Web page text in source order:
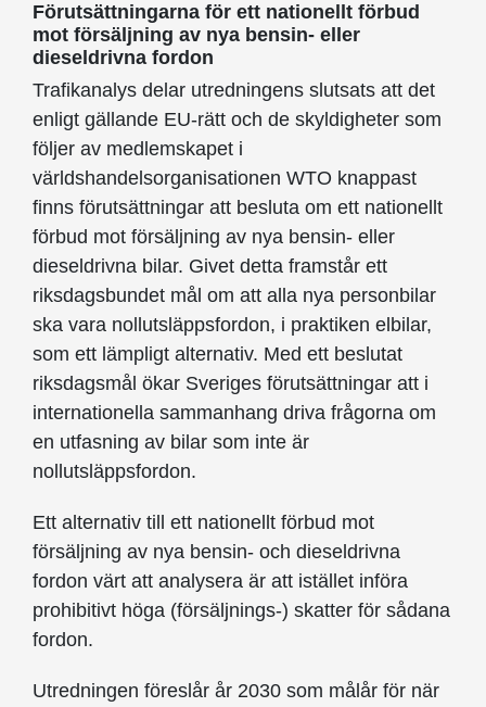
Förutsättningarna för ett nationellt förbud
mot försäljning av nya bensin- eller
dieseldrivna fordon
Trafikanalys delar utredningens slutsats att det
enligt gällande EU-rätt och de skyldigheter som
följer av medlemskapet i
världshandelsorganisationen WTO knappast
finns förutsättningar att besluta om ett nationellt
förbud mot försäljning av nya bensin- eller
dieseldrivna bilar. Givet detta framstår ett
riksdagsbundet mål om att alla nya personbilar
ska vara nollutsläppsfordon, i praktiken elbilar,
som ett lämpligt alternativ. Med ett beslutat
riksdagsmål ökar Sveriges förutsättningar att i
internationella sammanhang driva frågorna om
en utfasning av bilar som inte är
nollutsläppsfordon.
Ett alternativ till ett nationellt förbud mot
försäljning av nya bensin- och dieseldrivna
fordon värt att analysera är att istället införa
prohibitivt höga (försäljnings-) skatter för sådana
fordon.
Utredningen föreslår år 2030 som målår för när